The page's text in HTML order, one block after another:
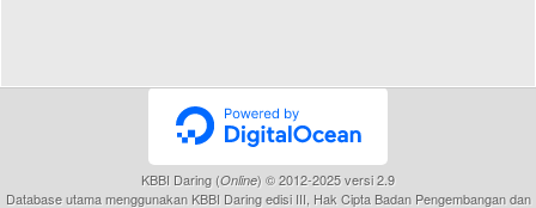
KBBI Daring (Online) © 2012-2025 versi 2.9
Database utama menggunakan KBBI Daring edisi III, Hak Cipta Badan Pengembangan dan